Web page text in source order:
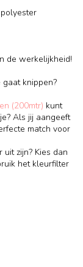
de werkelijkheid!
knippen?
(200mtr) kunt
Als jij aangeeft
match voor
zijn? Kies dan
het kleurfilter